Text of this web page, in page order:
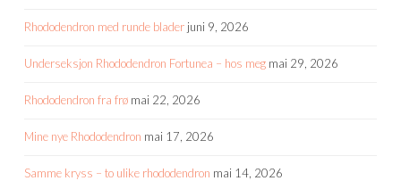
Rhododendron med runde blader juni 9, 2026
Underseksjon Rhododendron Fortunea – hos meg mai 29, 2026
Rhododendron fra frø mai 22, 2026
Mine nye Rhododendron mai 17, 2026
Samme kryss – to ulike rhododendron mai 14, 2026